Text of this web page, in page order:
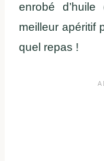
enrobé
meilleur apéritif
quel repas !